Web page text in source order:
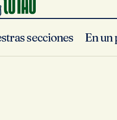
secciones En un